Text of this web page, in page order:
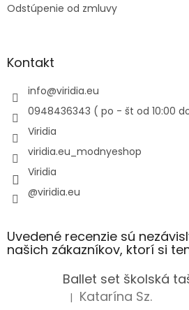
Odstúpenie od zmluvy
Kontakt
info@viridia.eu
0948436343 ( po - št od 10:00
Viridia
viridia.eu_modnyeshop
Viridia
@viridia.eu
Uvedené recenzie sú
našich zákazníkov, ktorí si
Hodnotenie produktu je 5
| Katarína Sz.